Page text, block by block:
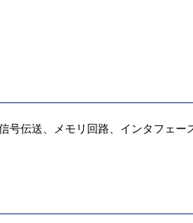
号伝送、メモリ回路、インタフェー